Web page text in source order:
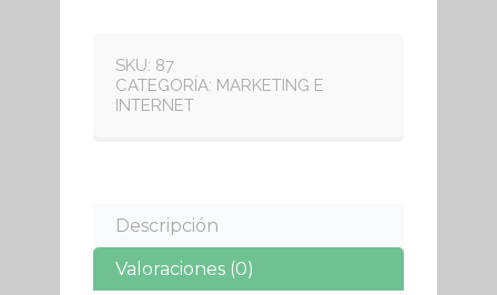
SKU: 87
CATEGORÍA: MARKETING E
INTERNET
Descripción
Valoraciones (0)